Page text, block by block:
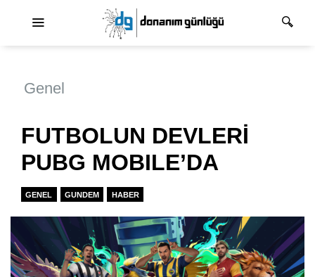
Genel
FUTBOLUN DEVLERİ
PUBG MOBILE’DA
GENEL GUNDEM HABER